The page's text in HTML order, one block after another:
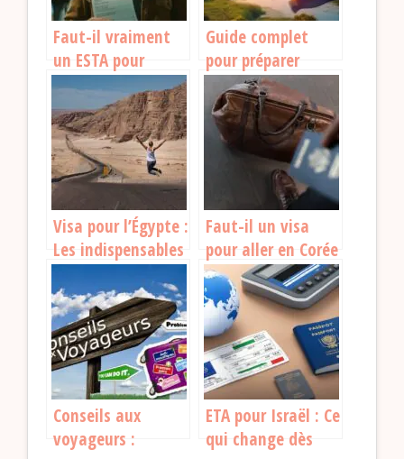
Faut-il vraiment
un ESTA pour
voyager aux USA ?
Ce qu’il faut savoir
!
Guide complet
pour préparer
votre voyage au
Cambodge :
Obtention du Visa
Visa pour l’Égypte :
Les indispensables
à connaître avant
votre départ
Faut-il un visa
pour aller en Corée
du Sud ?
Conseils aux
voyageurs :
ETA pour Israël : Ce
qui change dès